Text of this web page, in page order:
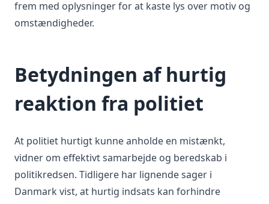
frem med oplysninger for at kaste lys over motiv og
omstændigheder.
Betydningen af hurtig
reaktion fra politiet
At politiet hurtigt kunne anholde en mistænkt,
vidner om effektivt samarbejde og beredskab i
politikredsen. Tidligere har lignende sager i
Danmark vist, at hurtig indsats kan forhindre